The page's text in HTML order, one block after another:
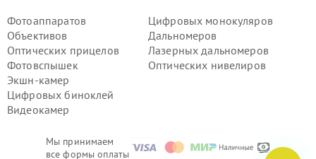
Мы принимаем
все формы оплаты
Фотоаппаратов
Объективов
Оптических прицелов
Фотовспышек
Экшн-камер
Цифровых биноклей
Видеокамер
Цифровых монокуляров
Дальномеров
Лазерных дальномеров
Оптических нивелиров
Замена корпуса фотоаппарата Nikon
в г.Самара
Замена корпуса фотоаппарата Nikon
в г.Пермь
Замена корпуса фотоаппарата Nikon
в г.Красноярск
Замена корпуса фотоаппарата Nikon
в г.Ижевск
Челябинск
Замена корпуса фотоаппарата Nikon